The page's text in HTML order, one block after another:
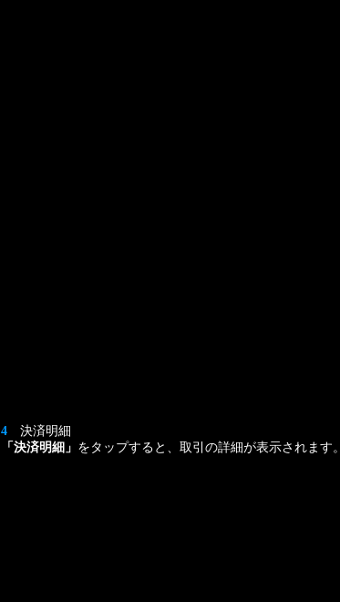
4 決済明細
「決済明細」 をタップすると、取引の詳細が表示されます。